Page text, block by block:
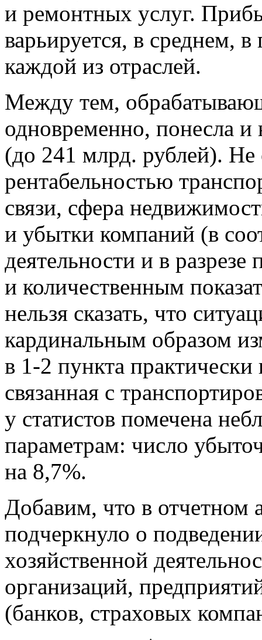
и ремонтных услуг.
варьируется, в среднем,
каждой из отраслей.
Между тем,
одновременно, понесла
(до 241 млрд. рублей). Не
рентабельностью
связи, сфера
и убытки компаний (в
деятельности и в разрезе
и количественным
нельзя сказать, что
кардинальным образом
в 1-2 пункта
связанная с
у статистов помечена
параметрам: число
на 8,7%.
Добавим, что в отчетном
подчеркнуло о
хозяйственной
организаций,
(банков, страховых